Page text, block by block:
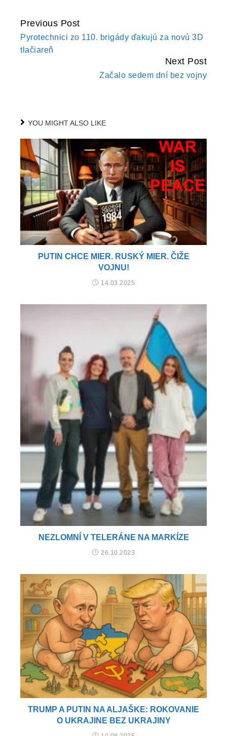
CONTINUE
READING
Previous Post
Pyrotechnici zo 110. brigády ďakujú za novú 3D
tlačiareň
Next Post
Začalo sedem dní bez vojny
YOU MIGHT ALSO LIKE
PUTIN CHCE MIER. RUSKÝ MIER. ČIŽE
VOJNU!
14.03.2025
NEZLOMNÍ V TELERÁNE NA MARKÍZE
26.10.2023
TRUMP A PUTIN NA ALJAŠKE: ROKOVANIE
O UKRAJINE BEZ UKRAJINY